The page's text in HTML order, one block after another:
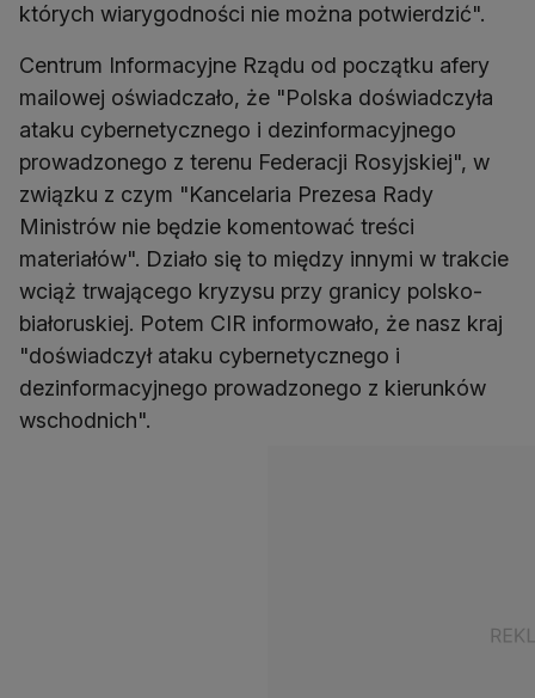
których wiarygodności nie można potwierdzić".
Centrum Informacyjne Rządu od początku afery
mailowej oświadczało, że "Polska doświadczyła
ataku cybernetycznego i dezinformacyjnego
prowadzonego z terenu Federacji Rosyjskiej", w
związku z czym "Kancelaria Prezesa Rady
Ministrów nie będzie komentować treści
materiałów". Działo się to między innymi w trakcie
wciąż trwającego kryzysu przy granicy polsko-
białoruskiej. Potem CIR informowało, że nasz kraj
"doświadczył ataku cybernetycznego i
dezinformacyjnego prowadzonego z kierunków
wschodnich".